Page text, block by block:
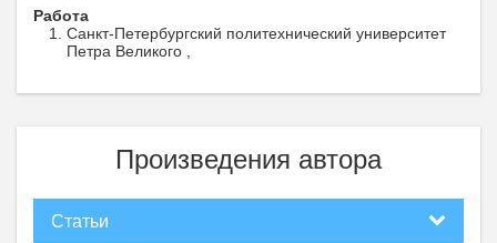
Работа
Санкт-Петербургский политехнический университет
Петра Великого ,
Произведения автора
Статьи